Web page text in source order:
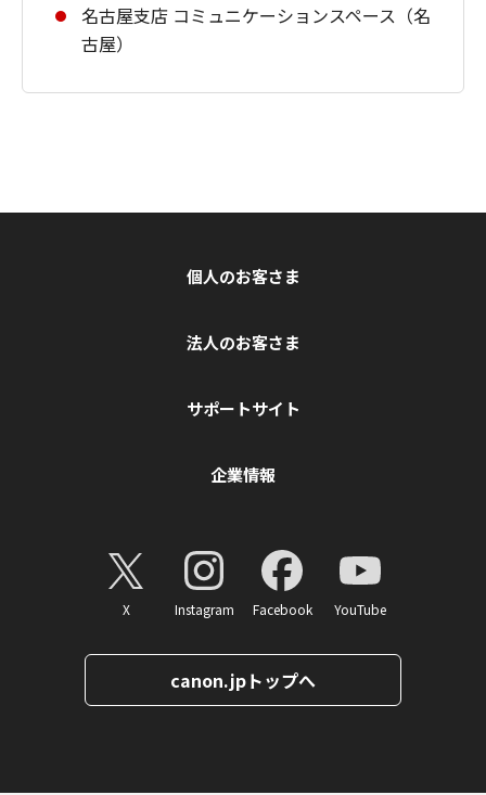
名古屋支店 コミュニケーションスペース（名
古屋）
個人のお客さま
法人のお客さま
サポートサイト
企業情報
X Instagram Facebook YouTube
canon.jpトップへ